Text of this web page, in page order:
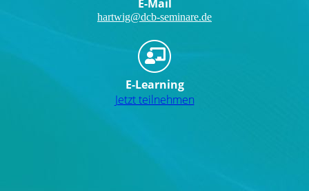
E-Mail
hartwig@dcb-seminare.de
E-Learning
Jetzt teilnehmen